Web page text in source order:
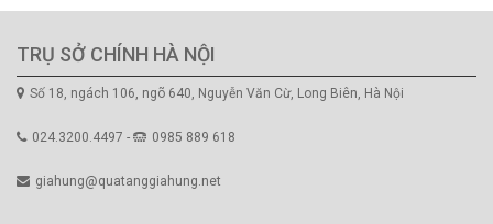
TRỤ SỞ CHÍNH HÀ NỘI
Số 18, ngách 106, ngõ 640, Nguyễn Văn Cừ, Long Biên, Hà Nội
024.3200.4497 - 0985 889 618
giahung@quatanggiahung.net